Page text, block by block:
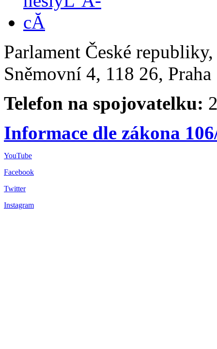
Parlament České
Sněmovní 4, 118 26,
Telefon na spojovatelku:
Informace dle zákona
YouTube
Facebook
Twitter
Instagram